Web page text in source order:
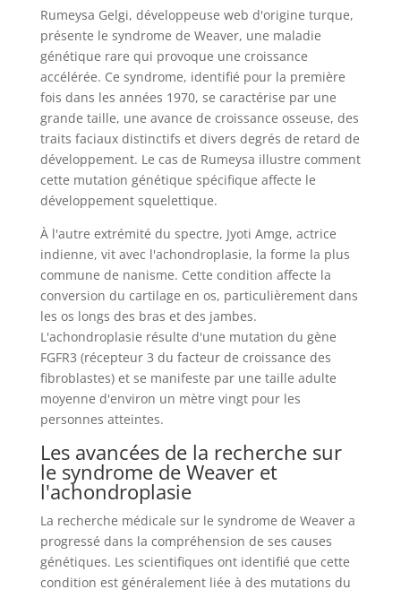
Rumeysa Gelgi, développeuse web d'origine turque,
présente le syndrome de Weaver, une maladie
génétique rare qui provoque une croissance
accélérée. Ce syndrome, identifié pour la première
fois dans les années 1970, se caractérise par une
grande taille, une avance de croissance osseuse, des
traits faciaux distinctifs et divers degrés de retard de
développement. Le cas de Rumeysa illustre comment
cette mutation génétique spécifique affecte le
développement squelettique.
À l'autre extrémité du spectre, Jyoti Amge, actrice
indienne, vit avec l'achondroplasie, la forme la plus
commune de nanisme. Cette condition affecte la
conversion du cartilage en os, particulièrement dans
les os longs des bras et des jambes.
L'achondroplasie résulte d'une mutation du gène
FGFR3 (récepteur 3 du facteur de croissance des
fibroblastes) et se manifeste par une taille adulte
moyenne d'environ un mètre vingt pour les
personnes atteintes.
Les avancées de la recherche sur
le syndrome de Weaver et
l'achondroplasie
La recherche médicale sur le syndrome de Weaver a
progressé dans la compréhension de ses causes
génétiques. Les scientifiques ont identifié que cette
condition est généralement liée à des mutations du